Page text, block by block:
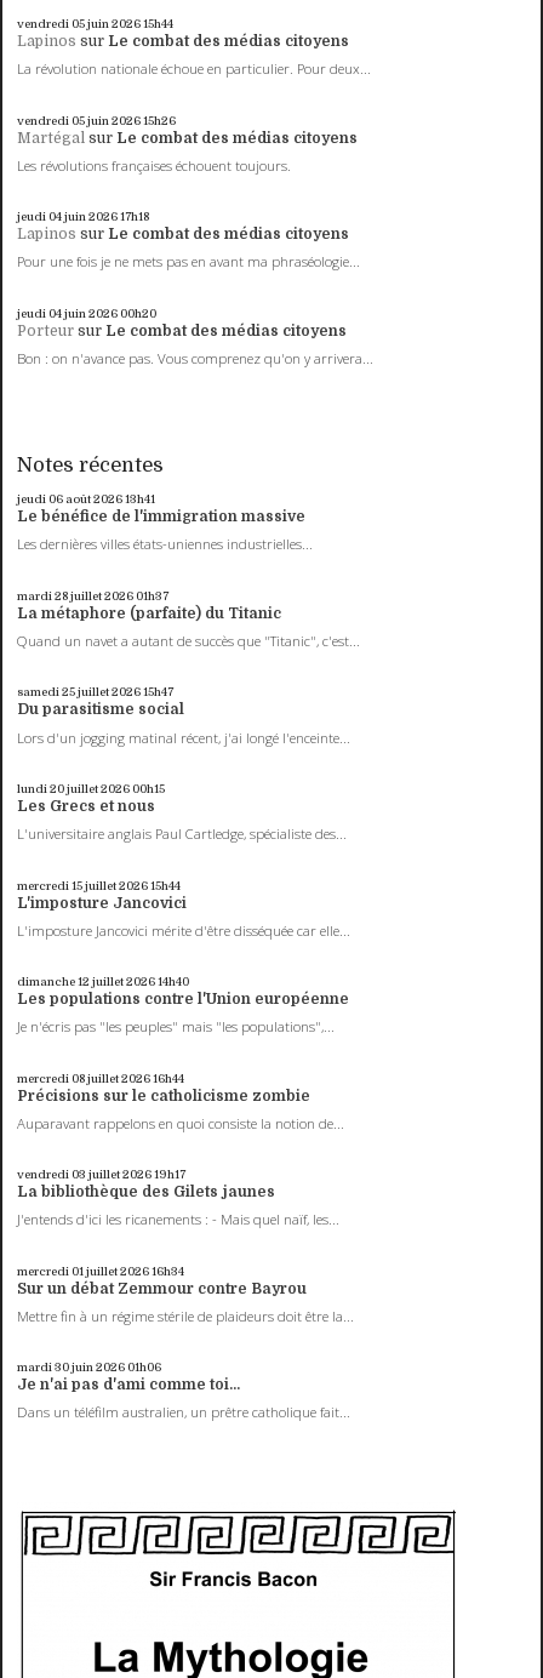
vendredi 05juin 202615h44
Lapinos sur Le combat des médias citoyens
La révolution nationale échoue en particulier. Pour deux...
vendredi 05juin 202615h26
Martégal sur Le combat des médias citoyens
Les révolutions françaises échouent toujours.
jeudi 04juin 202617h18
Lapinos sur Le combat des médias citoyens
Pour une fois je ne mets pas en avant ma phraséologie...
jeudi 04juin 2026 00h20
Porteur sur Le combat des médias citoyens
Bon : on n'avance pas. Vous comprenez qu'on y arrivera...
Notes récentes
jeudi 06 août 202613h41
Le bénéfice de l'immigration massive
Les dernières villes états-uniennes industrielles...
mardi 28juillet 2026 01h37
La métaphore (parfaite) du Titanic
Quand un navet a autant de succès que "Titanic", c'est...
samedi 25juillet 202615h47
Du parasitisme social
Lors d'un jogging matinal récent, j'ai longé l'enceinte...
lundi 20juillet 2026 00h15
Les Grecs et nous
L'universitaire anglais Paul Cartledge, spécialiste des...
mercredi 15juillet 202615h44
L'imposture Jancovici
L'imposture Jancovici mérite d'être disséquée car elle...
dimanche 12 juillet 202614h40
Les populations contre l'Union européenne
Je n'écris pas "les peuples" mais "les populations",...
mercredi 08juillet 202616h44
Précisions sur le catholicisme zombie
Auparavant rappelons en quoi consiste la notion de...
vendredi 03 juillet 202619h17
La bibliothèque des Gilets jaunes
J'entends d'ici les ricanements : - Mais quel naïf, les...
mercredi 01 juillet 202616h34
Sur un débat Zemmour contre Bayrou
Mettre fin à un régime stérile de plaideurs doit être la...
mardi 30juin 2026 01h06
Je n'ai pas d'ami comme toi...
Dans un téléfilm australien, un prêtre catholique fait...